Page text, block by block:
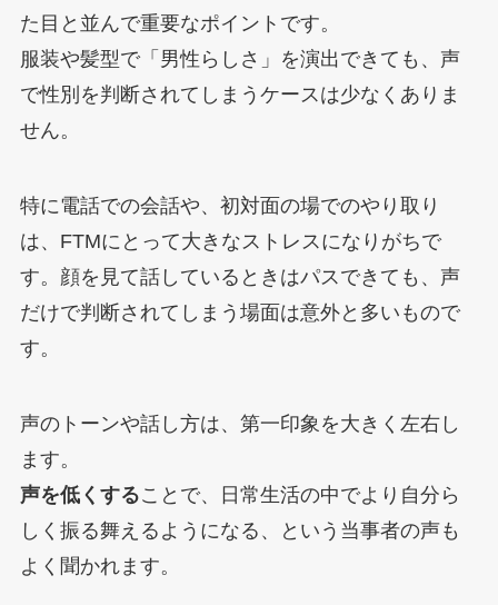
た目と並んで重要なポイントです。
服装や髪型で「男性らしさ」を演出できても、声
で性別を判断されてしまうケースは少なくありま
せん。
特に電話での会話や、初対面の場でのやり取り
は、FTMにとって大きなストレスになりがちで
す。顔を見て話しているときはパスできても、声
だけで判断されてしまう場面は意外と多いもので
す。
声のトーンや話し方は、第一印象を大きく左右し
ます。
声を低くすることで、日常生活の中でより自分ら
しく振る舞えるようになる、という当事者の声も
よく聞かれます。